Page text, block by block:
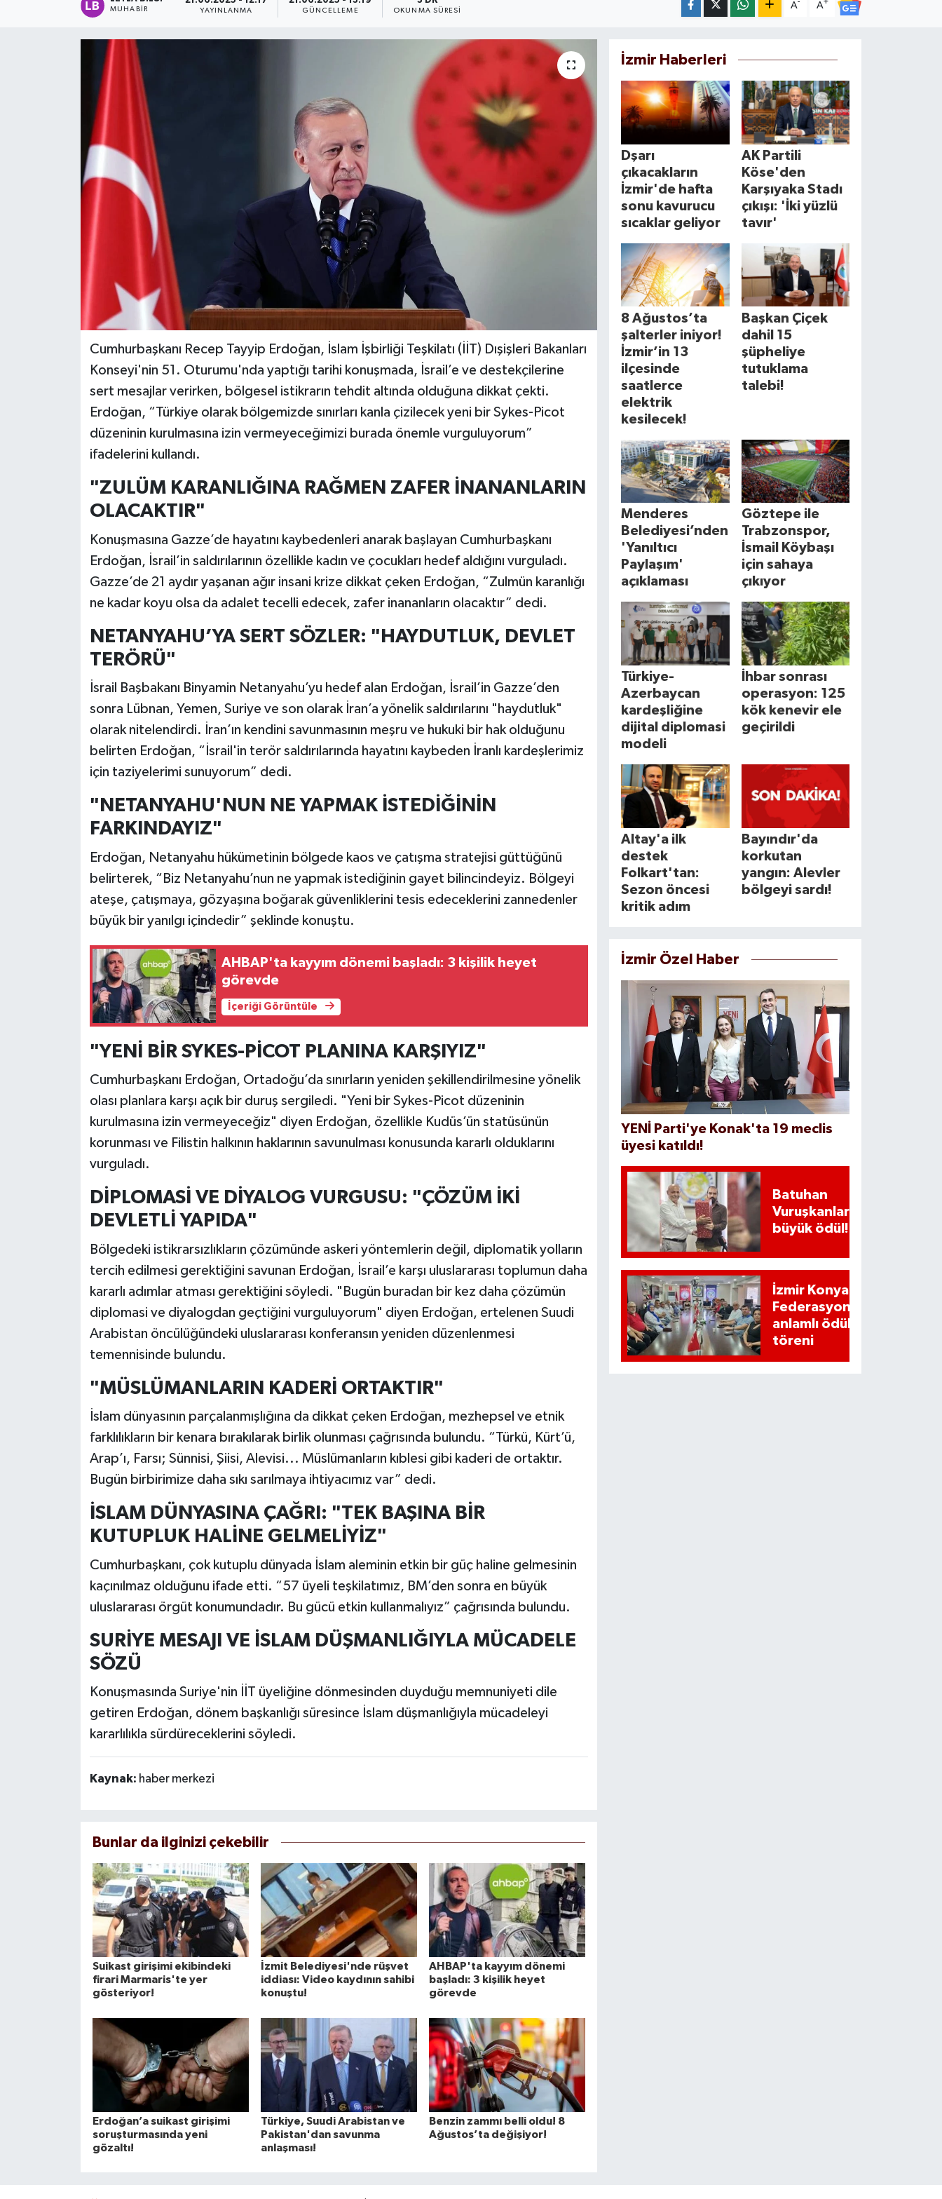
MUHABIR YAYINLANMA GÜNCELLEME OKUNMA SÜRESI
A- A+
Cumhurbaşkanı Recep Tayyip Erdoğan, İslam İşbirliği Teşkilatı (İİT) Dışişleri Bakanları
Konseyi'nin 51. Oturumu'nda yaptığı tarihi konuşmada, İsrail’e ve destekçilerine
sert mesajlar verirken, bölgesel istikrarın tehdit altında olduğuna dikkat çekti.
Erdoğan, “Türkiye olarak bölgemizde sınırları kanla çizilecek yeni bir Sykes-Picot
düzeninin kurulmasına izin vermeyeceğimizi burada önemle vurguluyorum”
ifadelerini kullandı.
"ZULÜM KARANLIĞINA RAĞMEN ZAFER İNANANLARIN
OLACAKTIR"
Konuşmasına Gazze’de hayatını kaybedenleri anarak başlayan Cumhurbaşkanı
Erdoğan, İsrail’in saldırılarının özellikle kadın ve çocukları hedef aldığını vurguladı.
Gazze’de 21 aydır yaşanan ağır insani krize dikkat çeken Erdoğan, “Zulmün karanlığı
ne kadar koyu olsa da adalet tecelli edecek, zafer inananların olacaktır” dedi.
NETANYAHU’YA SERT SÖZLER: "HAYDUTLUK, DEVLET
TERÖRÜ"
İsrail Başbakanı Binyamin Netanyahu’yu hedef alan Erdoğan, İsrail’in Gazze’den
sonra Lübnan, Yemen, Suriye ve son olarak İran’a yönelik saldırılarını "haydutluk"
olarak nitelendirdi. İran’ın kendini savunmasının meşru ve hukuki bir hak olduğunu
belirten Erdoğan, “İsrail'in terör saldırılarında hayatını kaybeden İranlı kardeşlerimiz
için taziyelerimi sunuyorum” dedi.
"NETANYAHU'NUN NE YAPMAK İSTEDİĞİNİN
FARKINDAYIZ"
Erdoğan, Netanyahu hükümetinin bölgede kaos ve çatışma stratejisi güttüğünü
belirterek, “Biz Netanyahu’nun ne yapmak istediğinin gayet bilincindeyiz. Bölgeyi
ateşe, çatışmaya, gözyaşına boğarak güvenliklerini tesis edeceklerini zannedenler
büyük bir yanılgı içindedir” şeklinde konuştu.
AHBAP'ta kayyım dönemi başladı: 3 kişilik heyet
görevde
İçeriği Görüntüle
"YENİ BİR SYKES-PİCOT PLANINA KARŞIYIZ"
Cumhurbaşkanı Erdoğan, Ortadoğu’da sınırların yeniden şekillendirilmesine yönelik
olası planlara karşı açık bir duruş sergiledi. "Yeni bir Sykes-Picot düzeninin
kurulmasına izin vermeyeceğiz" diyen Erdoğan, özellikle Kudüs’ün statüsünün
korunması ve Filistin halkının haklarının savunulması konusunda kararlı olduklarını
vurguladı.
DİPLOMASİ VE DİYALOG VURGUSU: "ÇÖZÜM İKİ
DEVLETLİ YAPIDA"
Bölgedeki istikrarsızlıkların çözümünde askeri yöntemlerin değil, diplomatik yolların
tercih edilmesi gerektiğini savunan Erdoğan, İsrail’e karşı uluslararası toplumun daha
kararlı adımlar atması gerektiğini söyledi. "Bugün buradan bir kez daha çözümün
diplomasi ve diyalogdan geçtiğini vurguluyorum" diyen Erdoğan, ertelenen Suudi
Arabistan öncülüğündeki uluslararası konferansın yeniden düzenlenmesi
temennisinde bulundu.
"MÜSLÜMANLARIN KADERİ ORTAKTIR"
İslam dünyasının parçalanmışlığına da dikkat çeken Erdoğan, mezhepsel ve etnik
farklılıkların bir kenara bırakılarak birlik olunması çağrısında bulundu. “Türkü, Kürt’ü,
Arap’ı, Farsı; Sünnisi, Şiisi, Alevisi... Müslümanların kıblesi gibi kaderi de ortaktır.
Bugün birbirimize daha sıkı sarılmaya ihtiyacımız var” dedi.
İSLAM DÜNYASINA ÇAĞRI: "TEK BAŞINA BİR
KUTUPLUK HALİNE GELMELİYİZ"
Cumhurbaşkanı, çok kutuplu dünyada İslam aleminin etkin bir güç haline gelmesinin
kaçınılmaz olduğunu ifade etti. “57 üyeli teşkilatımız, BM’den sonra en büyük
uluslararası örgüt konumundadır. Bu gücü etkin kullanmalıyız” çağrısında bulundu.
SURİYE MESAJI VE İSLAM DÜŞMANLIĞIYLA MÜCADELE
SÖZÜ
Konuşmasında Suriye'nin İİT üyeliğine dönmesinden duyduğu memnuniyeti dile
getiren Erdoğan, dönem başkanlığı süresince İslam düşmanlığıyla mücadeleyi
kararlılıkla sürdüreceklerini söyledi.
Kaynak: haber merkezi
Bunlar da ilginizi çekebilir
Suikast girişimi ekibindeki
firari Marmaris'te yer
gösteriyor!
İzmit Belediyesi'nde rüşvet
iddiası: Video kaydının sahibi
konuştu!
AHBAP'ta kayyım dönemi
başladı: 3 kişilik heyet
görevde
Erdoğan’a suikast girişimi
soruşturmasında yeni
gözaltı!
Türkiye, Suudi Arabistan ve
Pakistan'dan savunma
anlaşması!
Benzin zammı belli oldu! 8
Ağustos’ta değişiyor!
İzmir Haberleri
Dşarı
çıkacakların
İzmir'de hafta
sonu kavurucu
sıcaklar geliyor
AK Partili
Köse'den
Karşıyaka Stadı
çıkışı: 'İki yüzlü
tavır'
8 Ağustos’ta
şalterler iniyor!
İzmir’in 13
ilçesinde
saatlerce
elektrik
kesilecek!
Başkan Çiçek
dahil 15
şüpheliye
tutuklama
talebi!
Menderes
Belediyesi’nden
'Yanıltıcı
Paylaşım'
açıklaması
Göztepe ile
Trabzonspor,
İsmail Köybaşı
için sahaya
çıkıyor
Türkiye-
Azerbaycan
kardeşliğine
dijital diplomasi
modeli
İhbar sonrası
operasyon: 125
kök kenevir ele
geçirildi
Altay'a ilk
destek
Folkart'tan:
Sezon öncesi
kritik adım
Bayındır'da
korkutan
yangın: Alevler
bölgeyi sardı!
İzmir Özel Haber
YENİ Parti'ye Konak'ta 19 meclis
üyesi katıldı!
Batuhan
Vuruşkanlar'a
büyük ödül!
İzmir Konyalılar
Federasyonundan
anlamlı ödül
töreni
Tatil ve Seyahat
Okul Gazetesi